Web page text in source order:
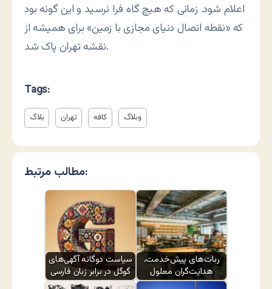
اعلام شود. زمانی که هیچ گاه فرا نرسید و این گونه بود
که «نقطه اتصال دنیای مجازی با زمین» برای همیشه از
نقشه تهران پاک شد.
Tags:
بلاگ تهران کافه وبلاگ
مطالب مرتبط:
سیاست دوگانه آگهی‌های
گوگل در برابر زبان فارسی
ربات‌های پیش‌خدمت،
هدایت‌گران معلول